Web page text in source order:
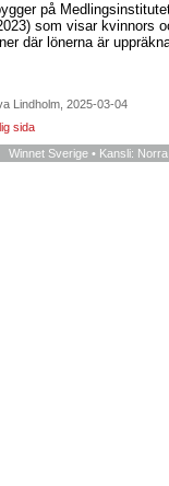
på
som visar kvinnors
där lönerna är
Lindholm, 2025-03-04
sida
Winnet Sverige • Kansli: